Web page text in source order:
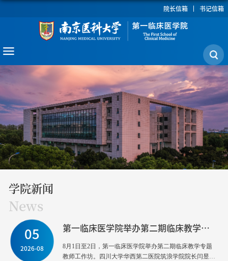
院长信箱 书记信箱
学院新闻
News
05
2026-08
第一临床医学院举办第二期临床教学专题教师工作坊
8月1日至2日，第一临床医学院举办第二期临床教学专题
教师工作坊。四川大学华西第二医院筑浪学院院长闫昱江